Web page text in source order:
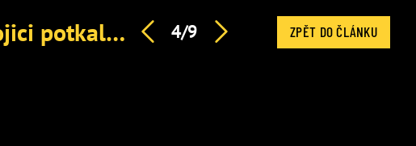
Hořký konec pro Petru a Filipa z Asia Express. Dvojici potkala po show další rána 4/9 ZPĚT DO ČLÁNKU